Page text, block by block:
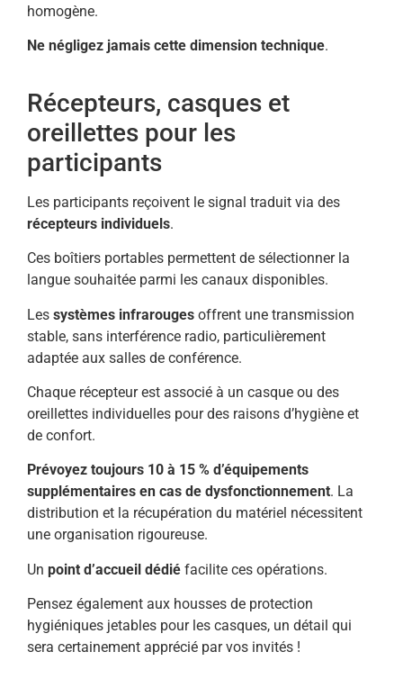
homogène.
Ne négligez jamais cette dimension technique.
Récepteurs, casques et
oreillettes pour les
participants
Les participants reçoivent le signal traduit via des
récepteurs individuels.
Ces boîtiers portables permettent de sélectionner la
langue souhaitée parmi les canaux disponibles.
Les systèmes infrarouges offrent une transmission
stable, sans interférence radio, particulièrement
adaptée aux salles de conférence.
Chaque récepteur est associé à un casque ou des
oreillettes individuelles pour des raisons d’hygiène et
de confort.
Prévoyez toujours 10 à 15 % d’équipements
supplémentaires en cas de dysfonctionnement. La
distribution et la récupération du matériel nécessitent
une organisation rigoureuse.
Un point d’accueil dédié facilite ces opérations.
Pensez également aux housses de protection
hygiéniques jetables pour les casques, un détail qui
sera certainement apprécié par vos invités !